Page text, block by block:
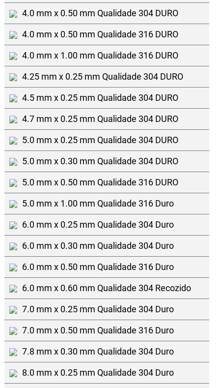
4.0 mm x 0.50 mm Qualidade 304 DURO
4.0 mm x 0.50 mm Qualidade 316 DURO
4.0 mm x 1.00 mm Qualidade 316 DURO
4.25 mm x 0.25 mm Qualidade 304 DURO
4.5 mm x 0.25 mm Qualidade 304 DURO
4.7 mm x 0.25 mm Qualidade 304 DURO
5.0 mm x 0.25 mm Qualidade 304 DURO
5.0 mm x 0.30 mm Qualidade 304 DURO
5.0 mm x 0.50 mm Qualidade 316 DURO
5.0 mm x 1.00 mm Qualidade 316 Duro
6.0 mm x 0.25 mm Qualidade 304 Duro
6.0 mm x 0.30 mm Qualidade 304 Duro
6.0 mm x 0.50 mm Qualidade 316 Duro
6.0 mm x 0.60 mm Qualidade 304 Recozido
7.0 mm x 0.25 mm Qualidade 304 Duro
7.0 mm x 0.50 mm Qualidade 316 Duro
7.8 mm x 0.30 mm Qualidade 304 Duro
8.0 mm x 0.25 mm Qualidade 304 Duro